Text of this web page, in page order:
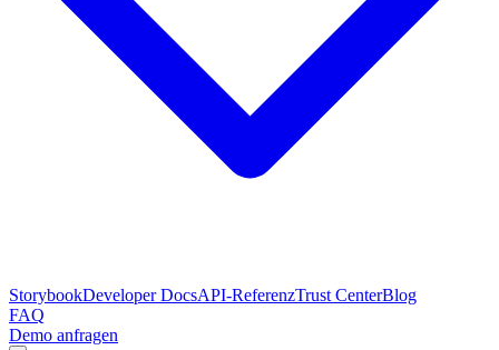
StorybookDeveloper DocsAPI-ReferenzTrust CenterBlog
FAQ
Demo anfragen